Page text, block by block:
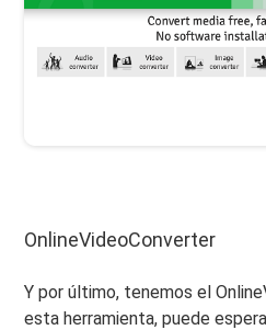
OnlineVideoConverter
Y por último, tenemos el
esta herramienta, puede